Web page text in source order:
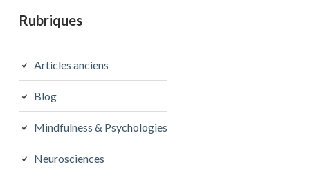
Rubriques
Articles anciens
Blog
Mindfulness & Psychologies
Neurosciences